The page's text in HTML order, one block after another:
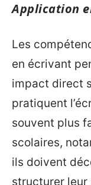
Application
Les
en écrivant
impact direct
pratiquent
souvent plus
scolaires,
ils doivent
structurer leur